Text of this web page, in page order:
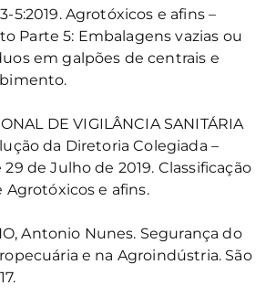
5:2019. Agrotóxicos e afins –
Parte 5: Embalagens vazias ou
em galpões de centrais e
DE VIGILÂNCIA SANITÁRIA
da Diretoria Colegiada –
29 de Julho de 2019. Classificação
Agrotóxicos e afins.
Antonio Nunes. Segurança do
e na Agroindústria. São